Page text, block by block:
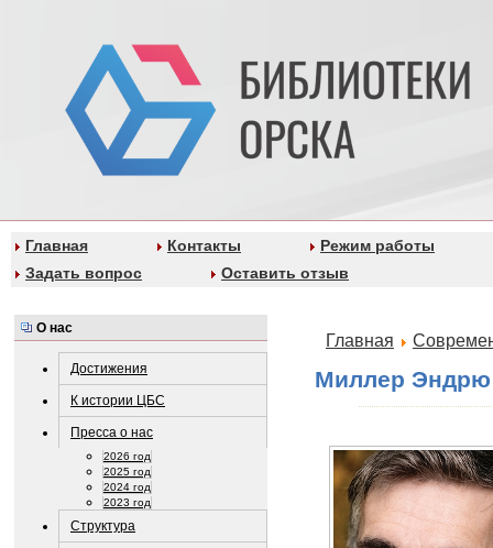
Главная Контакты
Режим работы
Задать вопрос
Оставить отзыв
О нас
Достижения
К истории ЦБС
Пресса о нас
2026 год
2025 год
2024 год
2023 год
Структура
Главная
Миллер Эндрю